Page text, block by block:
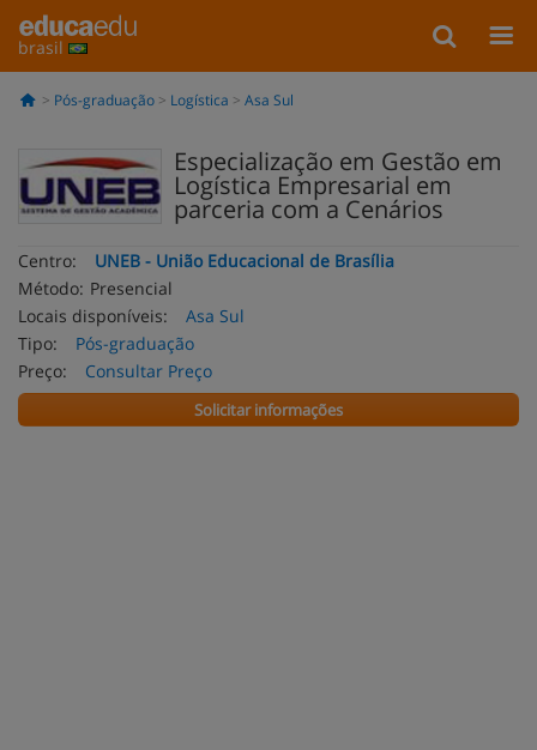
brasil
Pós-graduação Logística Asa Sul
Especialização em Gestão em
Logística Empresarial em
parceria com a Cenários
Centro:
UNEB - União Educacional de Brasília
Método: Presencial
Locais disponíveis:
Asa Sul
Tipo:
Pós-graduação
Preço:
Consultar Preço
Solicitar informações